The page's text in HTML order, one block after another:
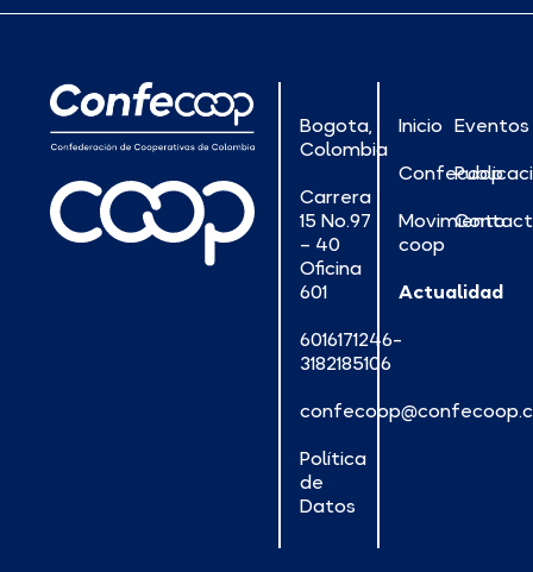
Bogota,
Colombia
Carrera
15 No.97
– 40
Oficina
601
6016171246-
3182185106
Política
de
Datos
Inicio
Confecoop
Movimiento
coop
Actualidad
Eventos